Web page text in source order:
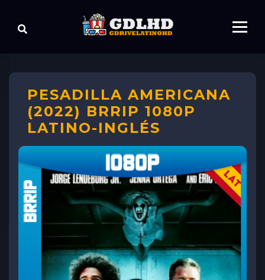
PESADILLA AMERICANA
(2022) BRRIP 1080P
LATINO-INGLÉS